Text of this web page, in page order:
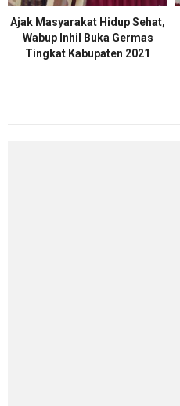
Ajak Masyarakat Hidup Sehat,
Wabup Inhil Buka Germas
Tingkat Kabupaten 2021